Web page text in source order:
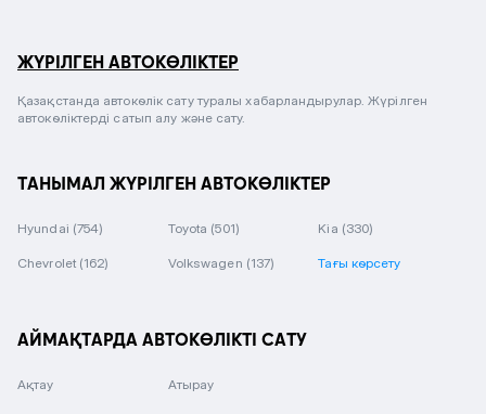
ЖҮРІЛГЕН АВТОКӨЛІКТЕР
Қазақстанда автокөлік сату туралы хабарландырулар. Жүрілген
автокөліктерді сатып алу және сату.
ТАНЫМАЛ ЖҮРІЛГЕН АВТОКӨЛІКТЕР
Hyundai (754) Toyota (501) Kia (330)
Chevrolet (162) Volkswagen (137) Тағы көрсету
АЙМАҚТАРДА АВТОКӨЛІКТІ САТУ
Ақтау Атырау